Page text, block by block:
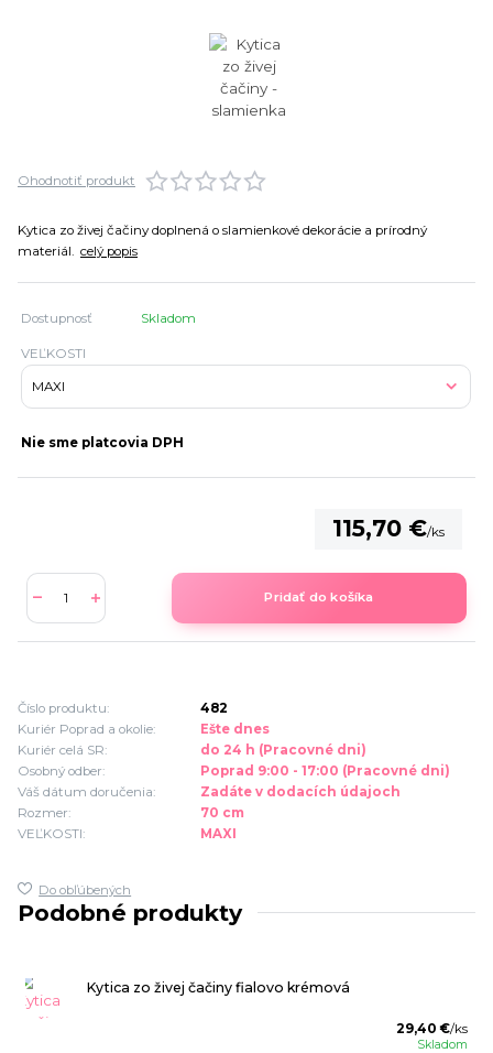
Ohodnotiť produkt
Kytica zo živej čačiny doplnená o slamienkové dekorácie a prírodný
materiál. celý popis
Dostupnosť Skladom
VEĽKOSTI
Nie sme platcovia DPH
115,70 €/ks
Pridať do košíka
Číslo produktu:
482
Kuriér Poprad a okolie:
Ešte dnes
Kuriér celá SR:
do 24 h (Pracovné dni)
Osobný odber:
Poprad 9:00 - 17:00 (Pracovné dni)
Váš dátum doručenia:
Zadáte v dodacích údajoch
Rozmer:
70 cm
VEĽKOSTI:
MAXI
Do obľúbených
Podobné produkty
Kytica zo živej čačiny fialovo krémová
29,40 €/ks
Skladom